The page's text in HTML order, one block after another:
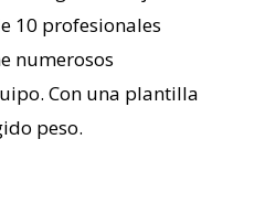
10 profesionales
numerosos
Con una plantilla
peso.